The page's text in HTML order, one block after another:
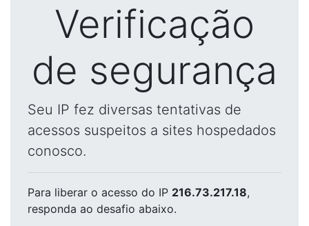
Verificação
de segurança
Seu IP fez diversas tentativas de
acessos suspeitos a sites hospedados
conosco.
Para liberar o acesso do IP 216.73.217.18,
responda ao desafio abaixo.